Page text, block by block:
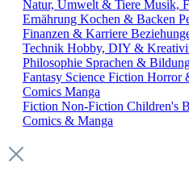
Natur, Umwelt & Tiere Musik,
Ernährung Kochen & Backen
Finanzen & Karriere
Technik Hobby, DIY &
Philosophie Sprachen &
Fantasy Science Fiction Horror
Comics Manga
Fiction Non-Fiction Children's
Comics & Manga